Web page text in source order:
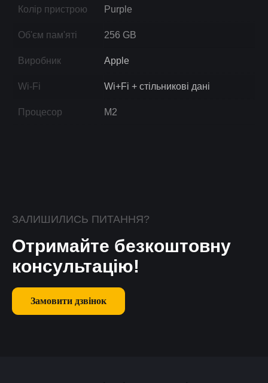
Колір пристрою Purple
Об'єм пам'яті 256 GB
Виробник Apple
Wi-Fi Wi+Fi + стільникові дані
Процесор M2
ЗАЛИШИЛИСЬ ПИТАННЯ?
Отримайте безкоштовну
консультацію!
Замовити дзвінок